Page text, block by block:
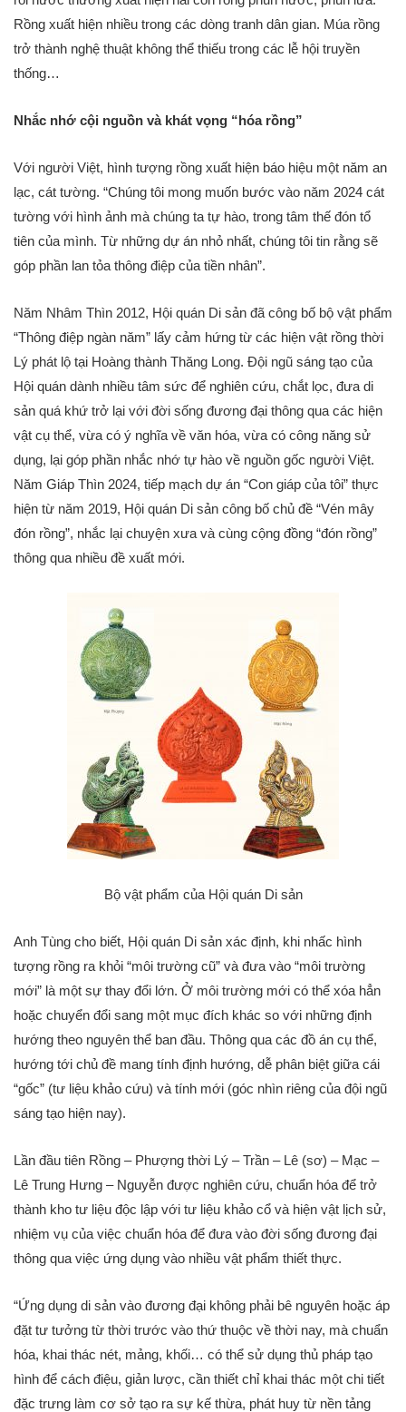
Rồng xuất hiện nhiều trong các dòng tranh dân gian. Múa rồng
trở thành nghệ thuật không thể thiếu trong các lễ hội truyền
thống…
Nhắc nhớ cội nguồn và khát vọng “hóa rồng”
Với người Việt, hình tượng rồng xuất hiện báo hiệu một năm an
lạc, cát tường. “Chúng tôi mong muốn bước vào năm 2024 cát
tường với hình ảnh mà chúng ta tự hào, trong tâm thế đón tổ
tiên của mình. Từ những dự án nhỏ nhất, chúng tôi tin rằng sẽ
góp phần lan tỏa thông điệp của tiền nhân”.
Năm Nhâm Thìn 2012, Hội quán Di sản đã công bố bộ vật phẩm
“Thông điệp ngàn năm” lấy cảm hứng từ các hiện vật rồng thời
Lý phát lộ tại Hoàng thành Thăng Long. Đội ngũ sáng tạo của
Hội quán dành nhiều tâm sức để nghiên cứu, chắt lọc, đưa di
sản quá khứ trở lại với đời sống đương đại thông qua các hiện
vật cụ thể, vừa có ý nghĩa về văn hóa, vừa có công năng sử
dụng, lại góp phần nhắc nhớ tự hào về nguồn gốc người Việt.
Năm Giáp Thìn 2024, tiếp mạch dự án “Con giáp của tôi” thực
hiện từ năm 2019, Hội quán Di sản công bố chủ đề “Vén mây
đón rồng”, nhắc lại chuyện xưa và cùng cộng đồng “đón rồng”
thông qua nhiều đề xuất mới.
Bộ vật phẩm của Hội quán Di sản
Anh Tùng cho biết, Hội quán Di sản xác định, khi nhấc hình
tượng rồng ra khỏi “môi trường cũ” và đưa vào “môi trường
mới” là một sự thay đổi lớn. Ở môi trường mới có thể xóa hẳn
hoặc chuyển đổi sang một mục đích khác so với những định
hướng theo nguyên thể ban đầu. Thông qua các đồ án cụ thể,
hướng tới chủ đề mang tính định hướng, dễ phân biệt giữa cái
“gốc” (tư liệu khảo cứu) và tính mới (góc nhìn riêng của đội ngũ
sáng tạo hiện nay).
Lần đầu tiên Rồng – Phượng thời Lý – Trần – Lê (sơ) – Mạc –
Lê Trung Hưng – Nguyễn được nghiên cứu, chuẩn hóa để trở
thành kho tư liệu độc lập với tư liệu khảo cổ và hiện vật lịch sử,
nhiệm vụ của việc chuẩn hóa để đưa vào đời sống đương đại
thông qua việc ứng dụng vào nhiều vật phẩm thiết thực.
“Ứng dụng di sản vào đương đại không phải bê nguyên hoặc áp
đặt tư tưởng từ thời trước vào thứ thuộc về thời nay, mà chuẩn
hóa, khai thác nét, mảng, khối… có thể sử dụng thủ pháp tạo
hình để cách điệu, giản lược, cần thiết chỉ khai thác một chi tiết
đặc trưng làm cơ sở tạo ra sự kế thừa, phát huy từ nền tảng